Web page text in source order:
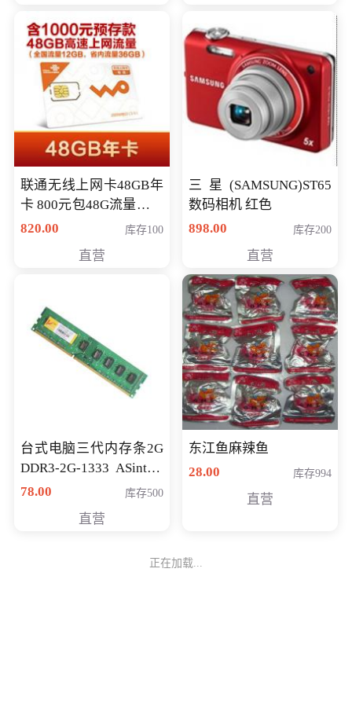
联通无线上网卡48GB年
卡 800元包48G流量，其
中全国流量12G，省内
820.00 库存100
直营
三星(SAMSUNG)ST65
数码相机 红色
898.00
库存200
直营
台式电脑三代内存条2G
DDR3-2G-1333 ASint昱
联品牌
78.00 库存500
直营
东江鱼麻辣鱼
28.00
库存994
直营
正在加载...